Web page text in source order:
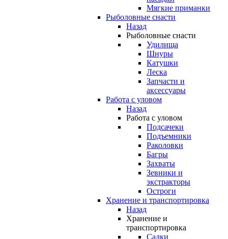
Мягкие приманки
Рыболовные снасти
Назад
Рыболовные снасти
Удилища
Шнуры
Катушки
Леска
Запчасти и
аксессуары
Работа с уловом
Назад
Работа с уловом
Подсачеки
Подъемники
Раколовки
Багры
Захваты
Зевники и
экстракторы
Остроги
Хранение и транспортировка
Назад
Хранение и
транспортировка
Садки